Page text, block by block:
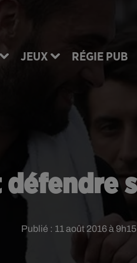
JEUX RÉGIE PUB
Publié : 11 août 2016 à